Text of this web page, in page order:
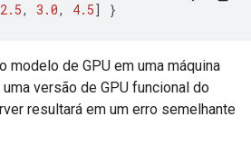
2.5, 3.0, 4.5] }
modelo de GPU em uma máquina
versão de GPU funcional do
resultará em um erro semelhante